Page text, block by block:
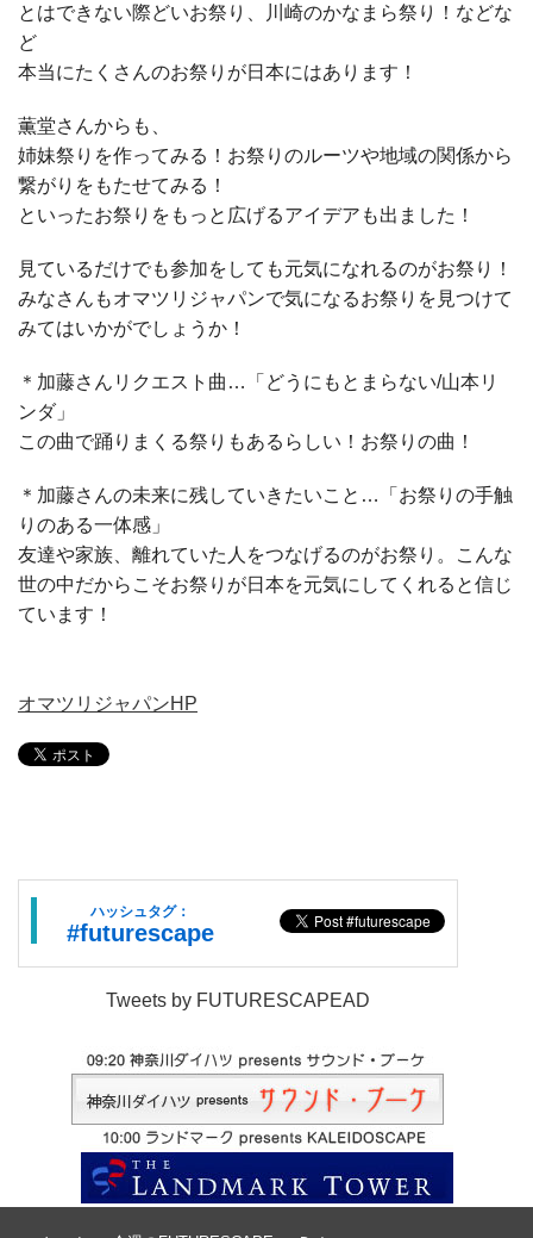
とはできない際どいお祭り、川崎のかなまら祭り！などな
ど
本当にたくさんのお祭りが日本にはあります！
薫堂さんからも、
姉妹祭りを作ってみる！お祭りのルーツや地域の関係から
繋がりをもたせてみる！
といったお祭りをもっと広げるアイデアも出ました！
見ているだけでも参加をしても元気になれるのがお祭り！
みなさんもオマツリジャパンで気になるお祭りを見つけて
みてはいかがでしょうか！
＊加藤さんリクエスト曲…「どうにもとまらない/山本リ
ンダ」
この曲で踊りまくる祭りもあるらしい！お祭りの曲！
＊加藤さんの未来に残していきたいこと…「お祭りの手触
りのある一体感」
友達や家族、離れていた人をつなげるのがお祭り。こんな
世の中だからこそお祭りが日本を元気にしてくれると信じ
ています！
オマツリジャパンHP
ハッシュタグ：
#futurescape
Tweets by FUTURESCAPEAD